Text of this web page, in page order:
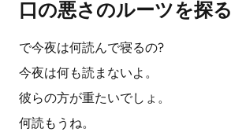
口の悪さのルーツを探る
で今夜は何読んで寝るの?
今夜は何も読まないよ。
彼らの方が重たいでしょ。
何読もうね。